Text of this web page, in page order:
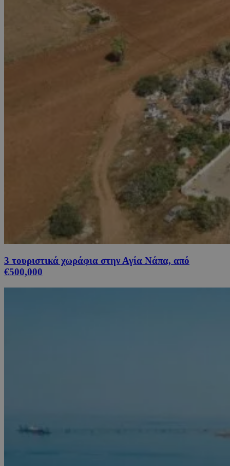
3 τουριστικά χωράφια στην Αγία Νάπα, από
€500,000